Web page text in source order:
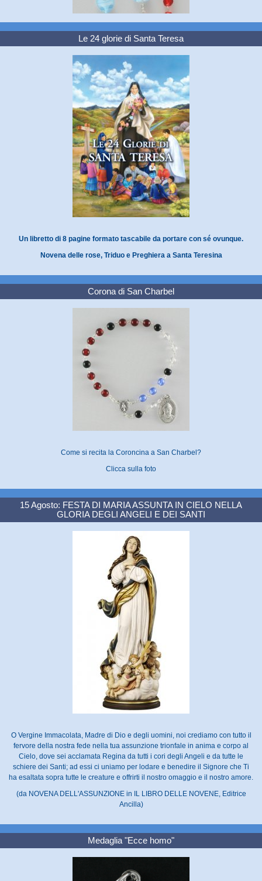
Le 24 glorie di Santa Teresa
Un libretto di 8 pagine formato tascabile da portare con sé ovunque.
Novena delle rose, Triduo e Preghiera a Santa Teresina
Corona di San Charbel
Come si recita la Coroncina a San Charbel?
Clicca sulla foto
15 Agosto: FESTA DI MARIA ASSUNTA IN CIELO NELLA
GLORIA DEGLI ANGELI E DEI SANTI
O Vergine Immacolata, Madre di Dio e degli uomini, noi crediamo con tutto il
fervore della nostra fede nella tua assunzione trionfale in anima e corpo al
Cielo, dove sei acclamata Regina da tutti i cori degli Angeli e da tutte le
schiere dei Santi; ad essi ci uniamo per lodare e benedire il Signore che Ti
ha esaltata sopra tutte le creature e offrirti il nostro omaggio e il nostro amore.
(da NOVENA DELL'ASSUNZIONE in IL LIBRO DELLE NOVENE, Editrice
Ancilla)
Medaglia "Ecce homo"